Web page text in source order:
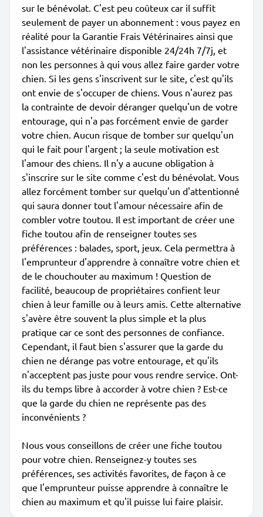
sur le bénévolat. C'est peu coûteux car il suffit
seulement de payer un abonnement : vous payez en
réalité pour la Garantie Frais Vétérinaires ainsi que
l'assistance vétérinaire disponible 24/24h 7/7j, et
non les personnes à qui vous allez faire garder votre
chien. Si les gens s'inscrivent sur le site, c'est qu'ils
ont envie de s'occuper de chiens. Vous n'aurez pas
la contrainte de devoir déranger quelqu'un de votre
entourage, qui n'a pas forcément envie de garder
votre chien. Aucun risque de tomber sur quelqu'un
qui le fait pour l'argent ; la seule motivation est
l'amour des chiens. Il n'y a aucune obligation à
s'inscrire sur le site comme c'est du bénévolat. Vous
allez forcément tomber sur quelqu'un d'attentionné
qui saura donner tout l'amour nécessaire afin de
combler votre toutou. Il est important de créer une
fiche toutou afin de renseigner toutes ses
préférences : balades, sport, jeux. Cela permettra à
l'emprunteur d'apprendre à connaître votre chien et
de le chouchouter au maximum ! Question de
facilité, beaucoup de propriétaires confient leur
chien à leur famille ou à leurs amis. Cette alternative
s'avère être souvent la plus simple et la plus
pratique car ce sont des personnes de confiance.
Cependant, il faut bien s'assurer que la garde du
chien ne dérange pas votre entourage, et qu'ils
n'acceptent pas juste pour vous rendre service. Ont-
ils du temps libre à accorder à votre chien ? Est-ce
que la garde du chien ne représente pas des
inconvénients ?
Nous vous conseillons de créer une fiche toutou
pour votre chien. Renseignez-y toutes ses
préférences, ses activités favorites, de façon à ce
que l'emprunteur puisse apprendre à connaître le
chien au maximum et qu'il puisse lui faire plaisir.